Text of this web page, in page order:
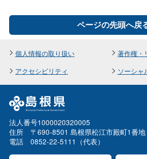
ページの先頭へ戻
個人情報の取り扱い
著作権・
アクセシビリティ
ソーシャ
法人番号1000020320005
住所 〒690-8501 島根県松江市殿町1番地
電話 0852-22-5111（代表）